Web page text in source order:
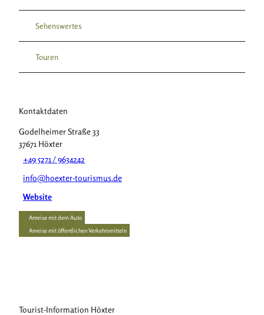
Sehenswertes
Touren
Kontaktdaten
Godelheimer Straße 33
37671 Höxter
+49 5271 / 9634242
info@hoexter-tourismus.de
Website
Anreise mit dem Auto
Anreise mit öffentlichen Verkehrsmitteln
Tourist-Information Höxter